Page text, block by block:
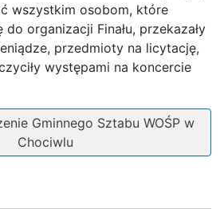
wszystkim osobom, które
do organizacji Finału, przekazały
przedmioty na licytację,
występami na koncercie
Gminnego Sztabu WOŚP w
Chociwlu